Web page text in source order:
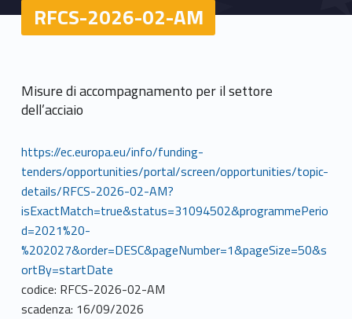
RFCS-2026-02-AM
Misure di accompagnamento per il settore
dell’acciaio
https://ec.europa.eu/info/funding-
tenders/opportunities/portal/screen/opportunities/topic-
details/RFCS-2026-02-AM?
isExactMatch=true&status=31094502&programmePerio
d=2021%20-
%202027&order=DESC&pageNumber=1&pageSize=50&s
ortBy=startDate
codice: RFCS-2026-02-AM
scadenza: 16/09/2026